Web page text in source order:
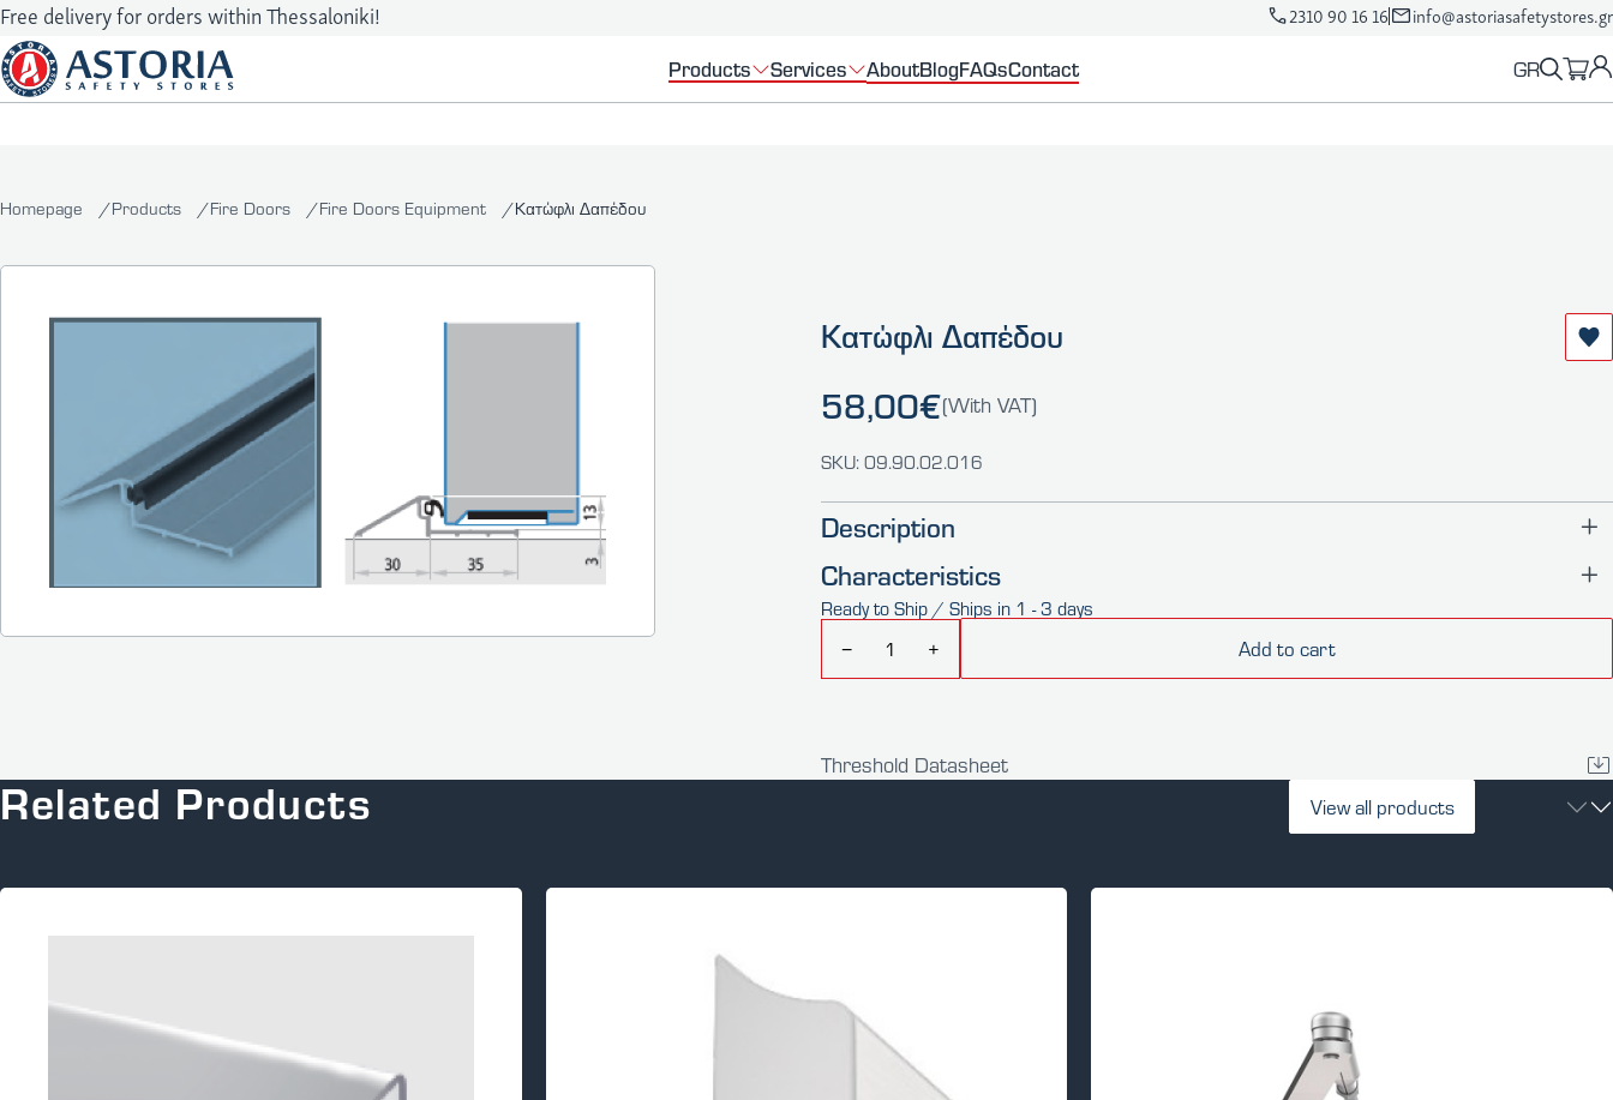
Free delivery for orders within Thessaloniki! 2310 90 16 16 info@astoriasafetystores.gr
Products Services AboutBlogFAQsContact GR
Homepage Products Fire Doors Fire Doors Equipment Κατώφλι Δαπέδου
Κατώφλι Δαπέδου
58,00€(With VAT)
SKU: 09.90.02.016
Description
Characteristics
Ready to Ship / Ships in 1 - 3 days
−
+ Add to cart
Threshold Datasheet
Related Products View all products